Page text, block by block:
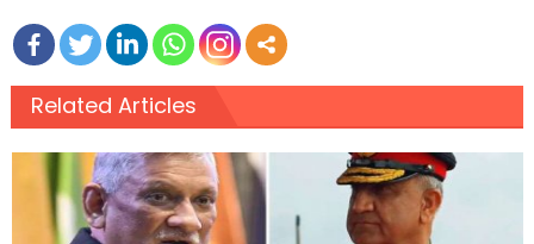
Related Articles